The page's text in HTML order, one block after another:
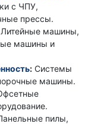
с ЧПУ,
прессы.
Литейные машины,
машины и
: Системы
машины.
пилы,